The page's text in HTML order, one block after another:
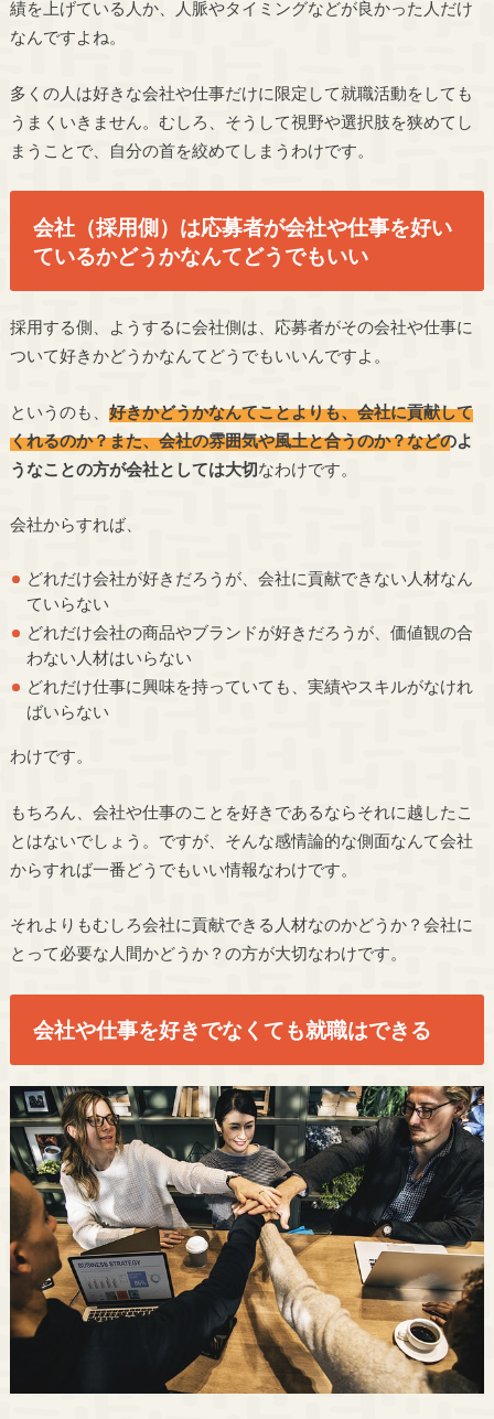
績を上げている人か、人脈やタイミングなどが良かった人だけ
なんですよね。
多くの人は好きな会社や仕事だけに限定して就職活動をしても
うまくいきません。むしろ、そうして視野や選択肢を狭めてし
まうことで、自分の首を絞めてしまうわけです。
会社（採用側）は応募者が会社や仕事を好い
ているかどうかなんてどうでもいい
採用する側、ようするに会社側は、応募者がその会社や仕事に
ついて好きかどうかなんてどうでもいいんですよ。
というのも、 好きかどうかなんてことよりも、会社に貢献して
くれるのか？また、会社の雰囲気や風土と合うのか？などのよ
うなことの方が会社としては大切なわけです。
会社からすれば、
どれだけ会社が好きだろうが、会社に貢献できない人材なん
ていらない
どれだけ会社の商品やブランドが好きだろうが、価値観の合
わない人材はいらない
どれだけ仕事に興味を持っていても、実績やスキルがなけれ
ばいらない
わけです。
もちろん、会社や仕事のことを好きであるならそれに越したこ
とはないでしょう。ですが、そんな感情論的な側面なんて会社
からすれば一番どうでもいい情報なわけです。
それよりもむしろ会社に貢献できる人材なのかどうか？会社に
とって必要な人間かどうか？の方が大切なわけです。
会社や仕事を好きでなくても就職はできる